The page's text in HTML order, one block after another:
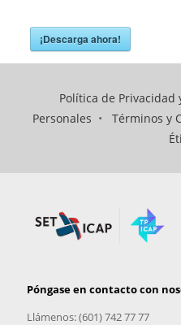
¡Descarga ahora!
Política de Privacidad
Personales • Términos y
Póngase en contacto con
Llámenos: (601) 742 77 77